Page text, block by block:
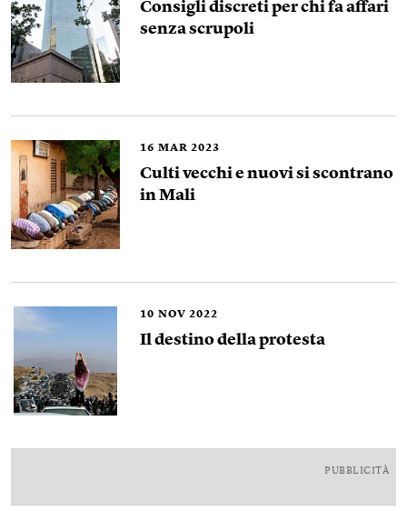
Consigli discreti per chi fa affari
senza scrupoli
16 MAR 2023
Culti vecchi e nuovi si scontrano
in Mali
10 NOV 2022
Il destino della protesta
PUBBLICITÀ